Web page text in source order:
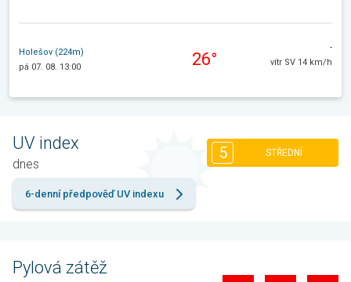
Holešov (224m)
pá 07. 08. 13:00
26°
-
vítr SV 14 km/h
UV index
dnes
5 STŘEDNÍ
6-denní předpověď UV indexu
Pylová zátěž